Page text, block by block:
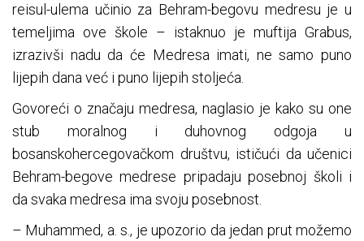
reisul-ulema učinio za Behram-begovu medresu je u
temeljima ove škole – istaknuo je muftija Grabus,
izrazivši nadu da će Medresa imati, ne samo puno
lijepih dana već i puno lijepih stoljeća.
Govoreći o značaju medresa, naglasio je kako su one
stub moralnog i duhovnog odgoja u
bosanskohercegovačkom društvu, ističući da učenici
Behram-begove medrese pripadaju posebnoj školi i
da svaka medresa ima svoju posebnost.
– Muhammed, a. s., je upozorio da jedan prut možemo